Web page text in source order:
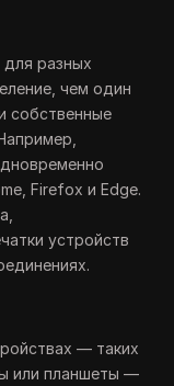
разных
чем один
собственные
Firefox и Edge.
устройств
— таких
или планшеты —